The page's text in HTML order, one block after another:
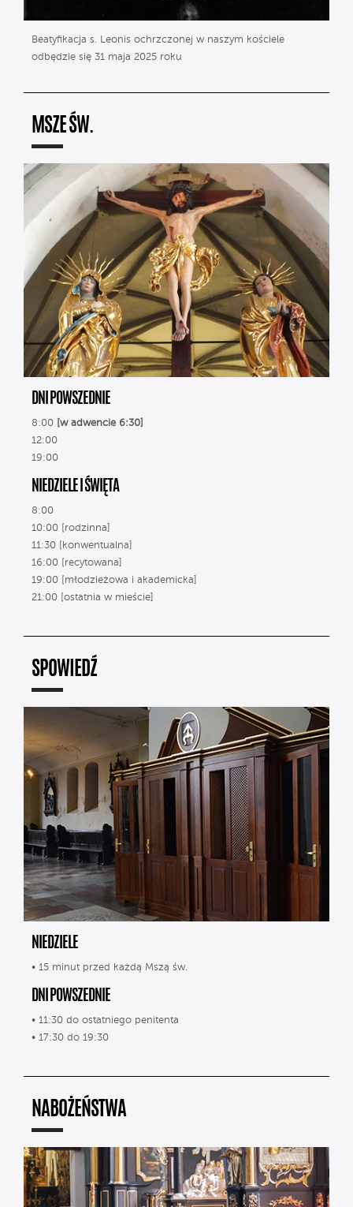
Beatyfikacja s. Leonis ochrzczonej w naszym kościele
odbędzie się 31 maja 2025 roku
MSZE ŚW.
DNI POWSZEDNIE
8:00
[w adwencie 6:30]
12:00
19:00
NIEDZIELE I ŚWIĘTA
8:00
10:00 [rodzinna]
11:30 [konwentualna]
16:00 [recytowana]
19:00 [młodzieżowa i akademicka]
21:00 [ostatnia w mieście]
SPOWIEDŹ
NIEDZIELE
• 15 minut przed każdą Mszą św.
DNI POWSZEDNIE
• 11:30 do ostatniego penitenta
• 17:30 do 19:30
NABOŻEŃSTWA